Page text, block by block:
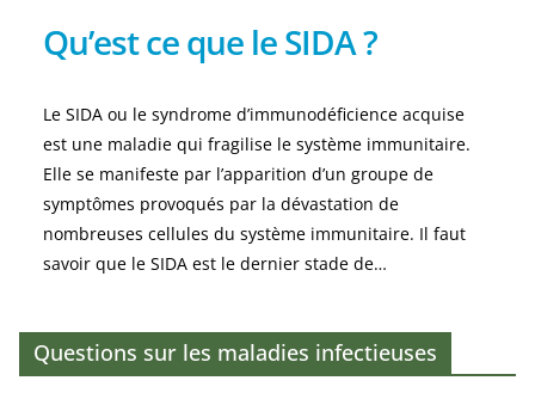
Qu’est ce que le SIDA ?
Le SIDA ou le syndrome d’immunodéficience acquise
est une maladie qui fragilise le système immunitaire.
Elle se manifeste par l’apparition d’un groupe de
symptômes provoqués par la dévastation de
nombreuses cellules du système immunitaire. Il faut
savoir que le SIDA est le dernier stade de…
Questions sur les maladies infectieuses